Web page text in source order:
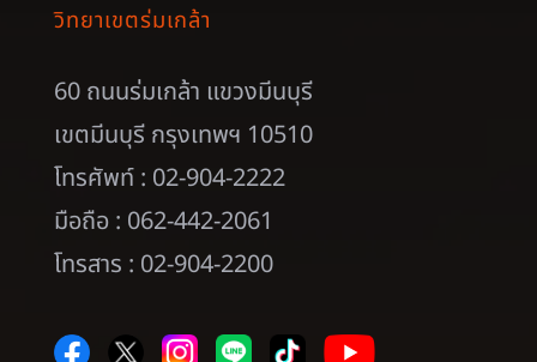
วิทยาเขตร่มเกล้า
60 ถนนร่มเกล้า แขวงมีนบุรี
เขตมีนบุรี กรุงเทพฯ 10510
โทรศัพท์ : 02-904-2222
มือถือ : 062-442-2061
โทรสาร : 02-904-2200